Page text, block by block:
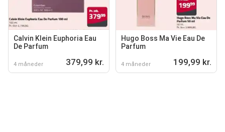
Calvin Klein Euphoria Eau
De Parfum
4 måneder 379,99 kr.
Hugo Boss Ma Vie Eau De
Parfum
4 måneder 199,99 kr.